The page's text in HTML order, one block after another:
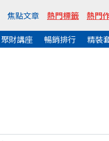
焦點文章 熱門標籤 熱門
聚財講座 暢銷排行 精裝